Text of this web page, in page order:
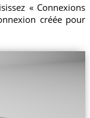
« Connexions
créée pour